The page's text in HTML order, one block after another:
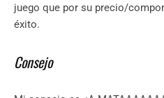
juego que por su precio/
éxito.
Consejo